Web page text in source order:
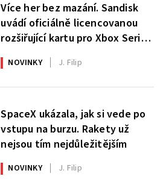
Více her bez mazání. Sandisk
uvádí oficiálně licencovanou
rozšiřující kartu pro Xbox Series
X|S
NOVINKY J. Filip
SpaceX ukázala, jak si vede po
vstupu na burzu. Rakety už
nejsou tím nejdůležitějším
NOVINKY J. Filip